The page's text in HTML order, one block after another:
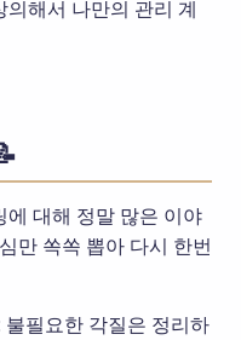
해서 나만의 관리 계
에 대해 정말 많은 이야
만 쏙쏙 뽑아 다시 한번
불필요한 각질은 정리하